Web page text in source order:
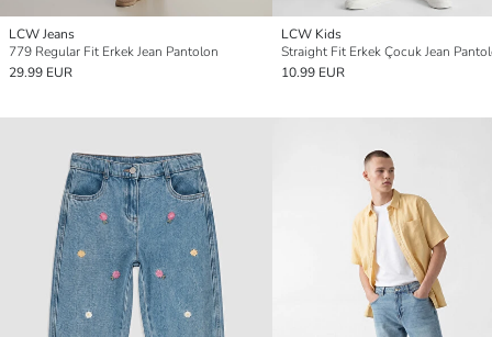
LCW Jeans
779 Regular Fit Erkek Jean Pantolon
29.99 EUR
LCW Kids
Straight Fit Erkek Çocuk Jean
10.99 EUR